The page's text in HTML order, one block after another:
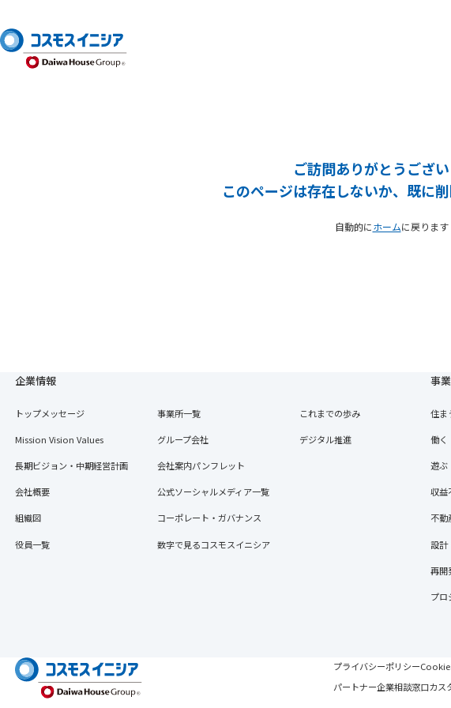
ご訪問ありがとうござい
このページは存在しないか、既に削
自動的にホームに戻ります
企業情報
トップメッセージ
Mission Vision Values
長期ビジョン・中期経営計画
会社概要
組織図
役員一覧
事業所一覧
グループ会社
会社案内パンフレット
公式ソーシャルメディア一覧
コーポレート・ガバナンス
数字で見るコスモスイニシア
これまでの歩み
デジタル推進
事
住ま
働く
遊ぶ
収益
不動
設計
再開
プロ
プライバシーポリシーCookie
パートナー企業相談窓口カス